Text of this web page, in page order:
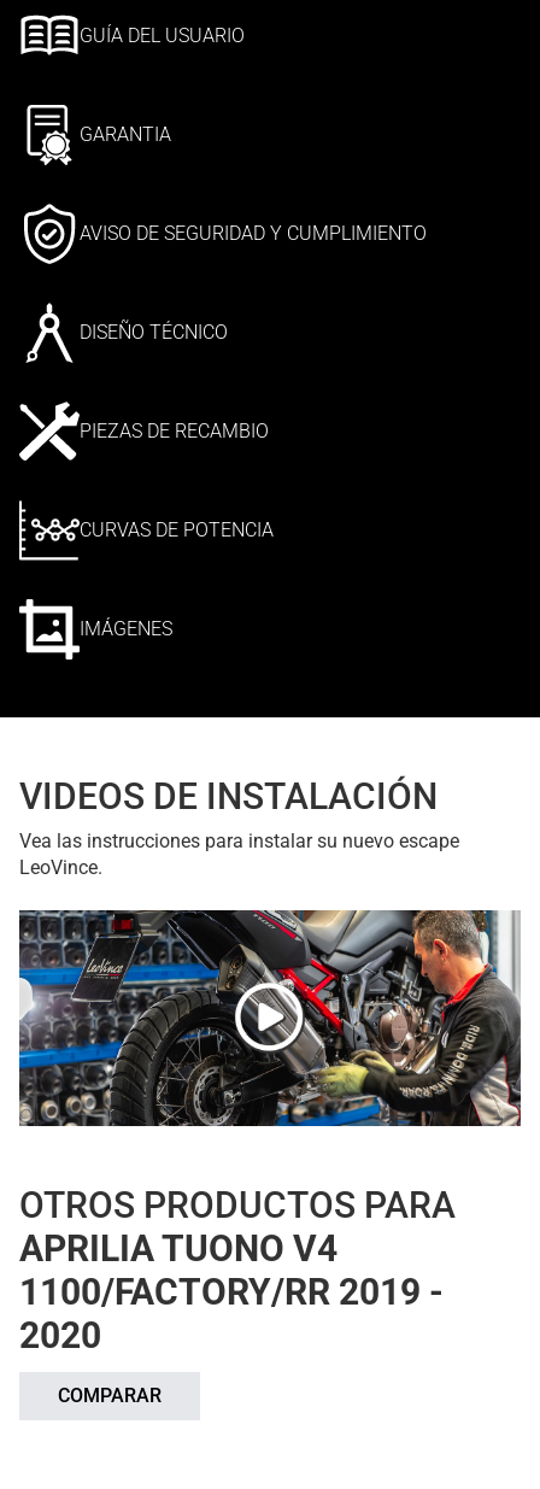
GUÍA DEL USUARIO
GARANTIA
AVISO DE SEGURIDAD Y CUMPLIMIENTO
DISEÑO TÉCNICO
PIEZAS DE RECAMBIO
CURVAS DE POTENCIA
IMÁGENES
VIDEOS DE INSTALACIÓN
Vea las instrucciones para instalar su nuevo escape
LeoVince.
OTROS PRODUCTOS PARA
APRILIA TUONO V4
1100/FACTORY/RR 2019 -
2020
COMPARAR